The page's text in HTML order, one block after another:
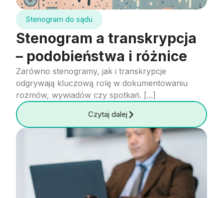
Stenogram do sądu
Stenogram a transkrypcja
– podobieństwa i różnice
Zarówno stenogramy, jak i transkrypcje
odgrywają kluczową rolę w dokumentowaniu
rozmów, wywiadów czy spotkań. [...]
Czytaj dalej